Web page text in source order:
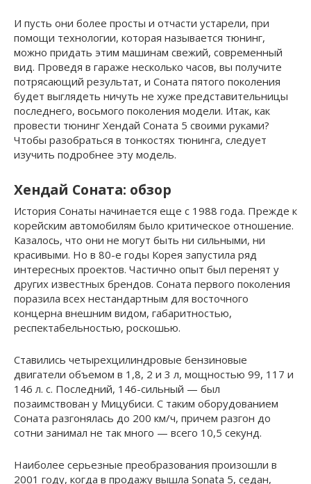
И пусть они более просты и отчасти устарели, при
помощи технологии, которая называется тюнинг,
можно придать этим машинам свежий, современный
вид. Проведя в гараже несколько часов, вы получите
потрясающий результат, и Соната пятого поколения
будет выглядеть ничуть не хуже представительницы
последнего, восьмого поколения модели. Итак, как
провести тюнинг Хендай Соната 5 своими руками?
Чтобы разобраться в тонкостях тюнинга, следует
изучить подробнее эту модель.
Хендай Соната: обзор
История Сонаты начинается еще с 1988 года. Прежде к
корейским автомобилям было критическое отношение.
Казалось, что они не могут быть ни сильными, ни
красивыми. Но в 80-е годы Корея запустила ряд
интересных проектов. Частично опыт был перенят у
других известных брендов. Соната первого поколения
поразила всех нестандартным для восточного
концерна внешним видом, габаритностью,
респектабельностью, роскошью.
Ставились четырехцилиндровые бензиновые
двигатели объемом в 1,8, 2 и 3 л, мощностью 99, 117 и
146 л. с. Последний, 146-сильный — был
позаимствован у Мицубиси. С таким оборудованием
Соната разгонялась до 200 км/ч, причем разгон до
сотни занимал не так много — всего 10,5 секунд.
Наиболее серьезные преобразования произошли в
2001 году, когда в продажу вышла Sonata 5, седан,